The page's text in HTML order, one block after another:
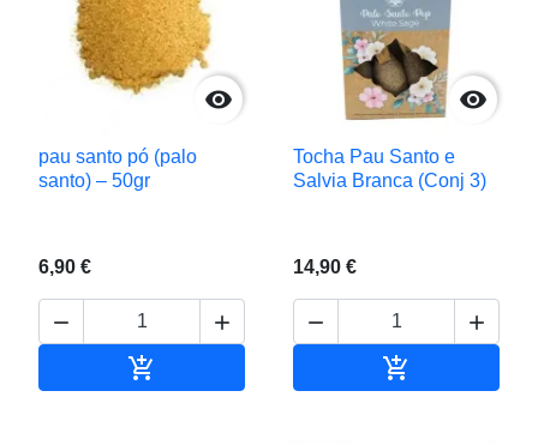

pau santo pó (palo
santo) – 50gr
6,90 €
 


Tocha Pau Santo e
Salvia Branca (Conj 3)
14,90 €
 
